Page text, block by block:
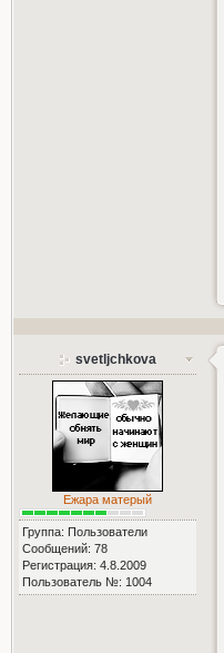
svetljchkova
Ежара матерый
Группа: Пользователи
Сообщений: 78
Регистрация: 4.8.2009
Пользователь №: 1004